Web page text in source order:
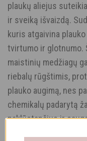
plaukų aliejus
ir sveiką išvaizdą.
kuris atgaivina
tvirtumo ir glotnumo.
maistinių medžiagų
riebalų rūgštimis,
plauko augimą, nes
chemikalų padarytą
paklūstančius ir
pantenolis pasižymi